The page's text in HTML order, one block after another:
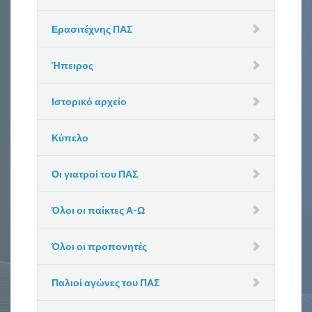
Ερασιτέχνης ΠΑΣ
Ήπειρος
Ιστορικό αρχείο
Κύπελο
Οι γιατροί του ΠΑΣ
Όλοι οι παίκτες Α-Ω
Όλοι οι προπονητές
Παλιοί αγώνες του ΠΑΣ